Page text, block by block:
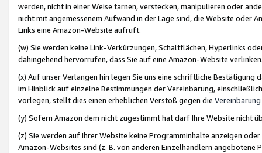
werden, nicht in einer Weise tarnen, verstecken, manipulieren oder
nicht mit angemessenem Aufwand in der Lage sind, die Website oder
Links eine Amazon-Website aufruft.
(w) Sie werden keine Link-Verkürzungen, Schaltflächen, Hyperlinks
dahingehend hervorrufen, dass Sie auf eine Amazon-Website
(x) Auf unser Verlangen hin legen Sie uns eine schriftliche
im Hinblick auf einzelne Bestimmungen der Vereinbarung,
vorlegen, stellt dies einen erheblichen Verstoß gegen die Vereinbarung
(y) Sofern Amazon dem nicht zugestimmt hat darf Ihre Website nicht
(z) Sie werden auf Ihrer Website keine Programminhalte anzeigen
Amazon-Websites sind (z. B. von anderen Einzelhändlern